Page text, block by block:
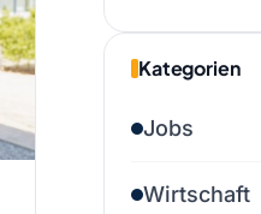
Kategorien
Jobs
Wirtschaft